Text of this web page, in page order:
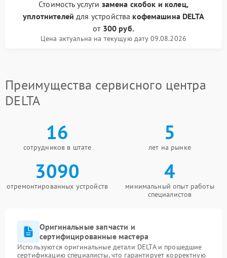
Стоимость услуги замена скобок и колец,
уплотнителей для устройства кофемашина DELTA
от 300 руб.
Цена актуальна на текущую дату 09.08.2026
Преимущества сервисного центра
DELTA
16
сотрудников в штате
5
лет на рынке
3090
отремонтированных устройств
4
минимальный опыт работы
специалистов
Оригинальные запчасти и
сертифицированные мастера
Используются оригинальные детали DELTA и прошедшие
сертификацию специалисты, что гарантирует корректную